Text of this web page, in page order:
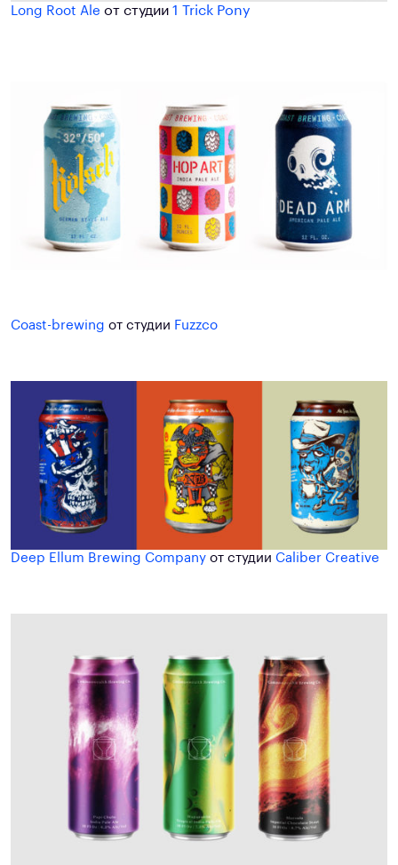
Long Root Ale от студии 1 Trick Pony
Coast-brewing от студии Fuzzco
Deep Ellum Brewing Company от студии Caliber Creative